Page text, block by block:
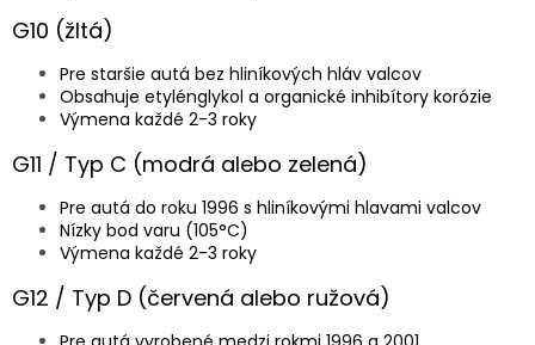
G10 (žltá)
Pre staršie autá bez hliníkových hláv valcov
Obsahuje etylénglykol a organické inhibítory korózie
Výmena každé 2-3 roky
G11 / Typ C (modrá alebo zelená)
Pre autá do roku 1996 s hliníkovými hlavami valcov
Nízky bod varu (105°C)
Výmena každé 2-3 roky
G12 / Typ D (červená alebo ružová)